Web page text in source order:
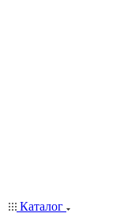
Каталог